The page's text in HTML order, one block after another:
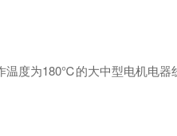
温度为180℃的大中型电机电器